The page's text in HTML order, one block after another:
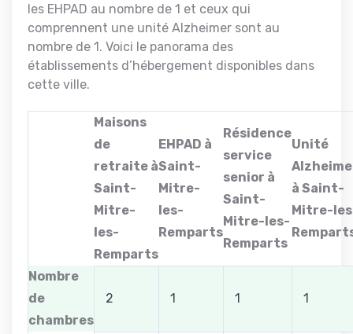
les EHPAD au nombre de 1 et ceux qui
comprennent une unité Alzheimer sont au
nombre de 1. Voici le panorama des
établissements d’hébergement disponibles dans
cette ville.
Maisons
de
retraite à
Saint-
Mitre-
les-
Remparts
EHPAD à
Saint-
Mitre-
les-
Remparts
Résidence
service
senior à
Saint-
Mitre-les-
Remparts
Unité
à Saint-
Mitre-
Nombre
de
chambres
2 1 1 1